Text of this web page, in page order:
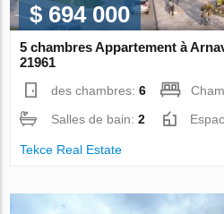
$ 694 000
5 chambres Appartement à
21961
des chambres:6
Salles de bain:2
Tekce Real Estate